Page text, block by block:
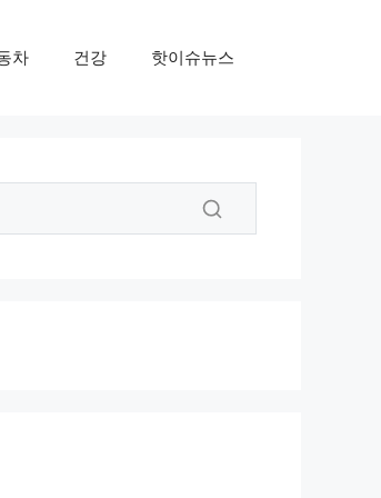
차 건강 핫이슈뉴스